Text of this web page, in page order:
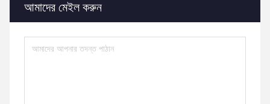
আমাদের মেইল ​​করুন